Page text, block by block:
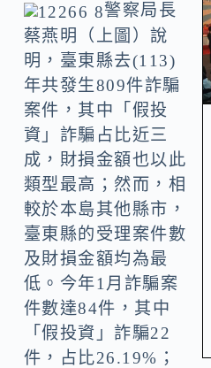
警察局長
蔡燕明（上圖）說
明，臺東縣去(113)
年共發生809件詐騙
案件，其中「假投
資」詐騙占比近三
成，財損金額也以此
類型最高；然而，相
較於本島其他縣市，
臺東縣的受理案件數
及財損金額均為最
低。今年1月詐騙案
件數達84件，其中
「假投資」詐騙22
件，占比26.19%；